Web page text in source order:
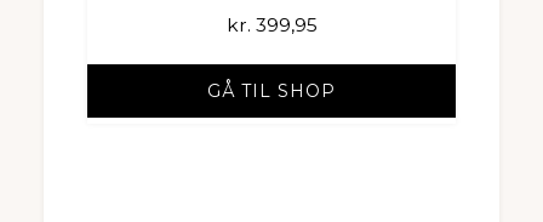
kr. 399,95
GÅ TIL SHOP